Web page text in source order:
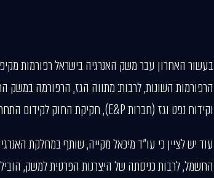
בעשור האחרון עבר משק האנרגיה בישראל רפורמות
הרפורמות השונות, לרבות: מתווה הגז, הרפורמה במשק
וקידוח נפט וגז (חברות E&P), חקיקת החוק לקידום התחרות וצמצום הריכוזיות ועוד.
עוד יש לציין כי עו"ד מיכאל מקייה, שותף במחלקת
החשמל, לרבות כניסתה של היצרנות הפרטית למשק,